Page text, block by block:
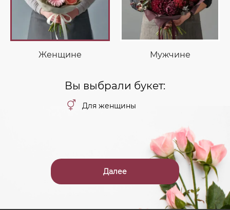
Женщине Мужчине
Вы выбрали букет:
Для женщины
Далее